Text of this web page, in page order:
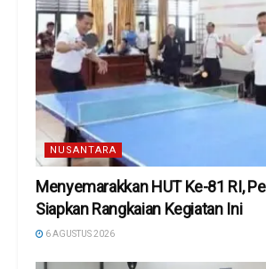
NUSANTARA
Menyemarakkan HUT Ke-81 RI,
Siapkan Rangkaian Kegiatan Ini
6 AGUSTUS 2026